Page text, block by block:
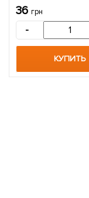
цена за 10г
36 грн
-
КУПИТЬ